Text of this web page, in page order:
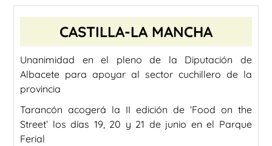
CASTILLA-LA MANCHA
Unanimidad en el pleno de la Diputación de
Albacete para apoyar al sector cuchillero de la
provincia
Tarancón acogerá la II edición de ‘Food on the
Street’ los días 19, 20 y 21 de junio en el Parque
Ferial